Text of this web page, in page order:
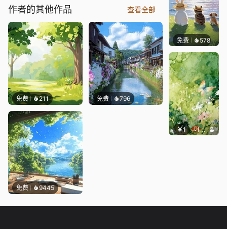
作者的其他作品 查看全部
免费 211 免费 796
免费 9445
免费 578渔小小
￥1 叮叮当当